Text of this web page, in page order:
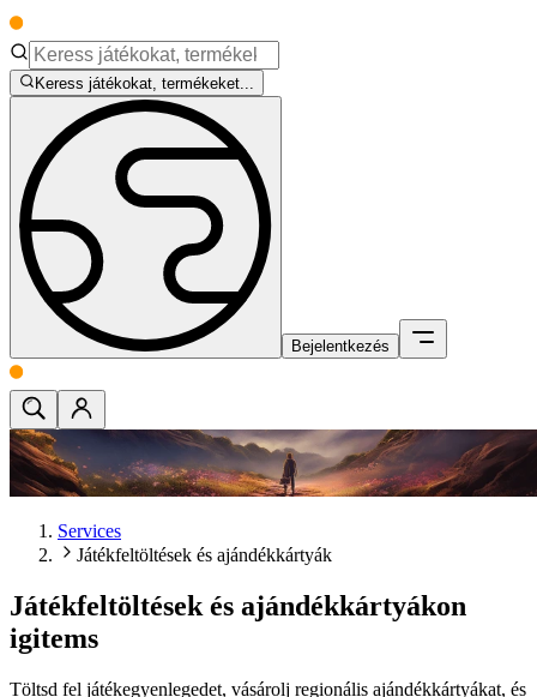
Keress játékokat, termékeket...
Bejelentkezés
Services
Játékfeltöltések és ajándékkártyák
Játékfeltöltések és ajándékkártyákon
igitems
Töltsd fel játékegyenlegedet, vásárolj regionális ajándékkártyákat, és